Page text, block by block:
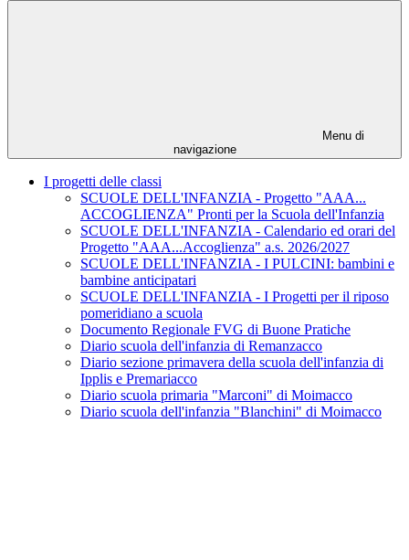
Menu di
navigazione
I progetti delle classi
SCUOLE DELL'INFANZIA - Progetto "AAA...
ACCOGLIENZA" Pronti per la Scuola dell'Infanzia
SCUOLE DELL'INFANZIA - Calendario ed orari del
Progetto "AAA...Accoglienza" a.s. 2026/2027
SCUOLE DELL'INFANZIA - I PULCINI: bambini e
bambine anticipatari
SCUOLE DELL'INFANZIA - I Progetti per il riposo
pomeridiano a scuola
Documento Regionale FVG di Buone Pratiche
Diario scuola dell'infanzia di Remanzacco
Diario sezione primavera della scuola dell'infanzia di
Ipplis e Premariacco
Diario scuola primaria "Marconi" di Moimacco
Diario scuola dell'infanzia "Blanchini" di Moimacco